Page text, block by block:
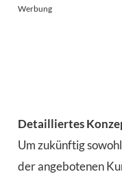
Werbung
Detailliertes
Um zukünftig
der angebotenen